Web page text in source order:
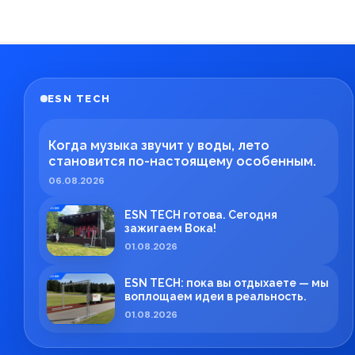
ESN TECH
Когда музыка звучит у воды, лето
становится по-настоящему особенным.
06.08.2026
ESN TECH готова. Сегодня
зажигаем Вока!
01.08.2026
ESN TECH: пока вы отдыхаете — мы
воплощаем идеи в реальность.
01.08.2026